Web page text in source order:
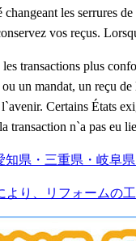
changeant les serrures
vos reçus.
transactions plus
un mandat, un reçu
l`avenir. Certains États
transaction n`a pas eu
より、リフォームの